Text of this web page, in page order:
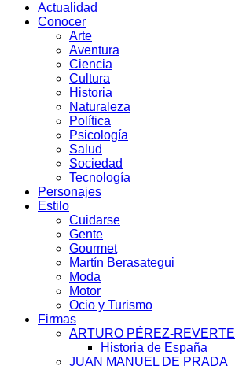
Actualidad
Conocer
Arte
Aventura
Ciencia
Cultura
Historia
Naturaleza
Política
Psicología
Salud
Sociedad
Tecnología
Personajes
Estilo
Cuidarse
Gente
Gourmet
Martín Berasategui
Moda
Motor
Ocio y Turismo
Firmas
ARTURO PÉREZ-REVERTE
Historia de España
JUAN MANUEL DE PRADA